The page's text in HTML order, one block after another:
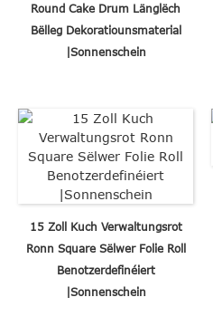
Round Cake Drum Länglëch
Bëlleg Dekoratiounsmaterial
|Sonnenschein
15 Zoll Kuch Verwaltungsrot
Ronn Square Sëlwer Folie Roll
Benotzerdefinéiert
|Sonnenschein